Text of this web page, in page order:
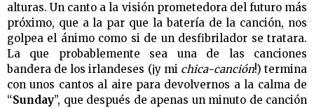
alturas. Un canto a la visión prometedora del futuro más
próximo, que a la par que la batería de la canción, nos
golpea el ánimo como si de un desfibrilador se tratara.
La que probablemente sea una de las canciones
bandera de los irlandeses (¡y mi chica-canción!) termina
con unos cantos al aire para devolvernos a la calma de
“Sunday”, que después de apenas un minuto de canción